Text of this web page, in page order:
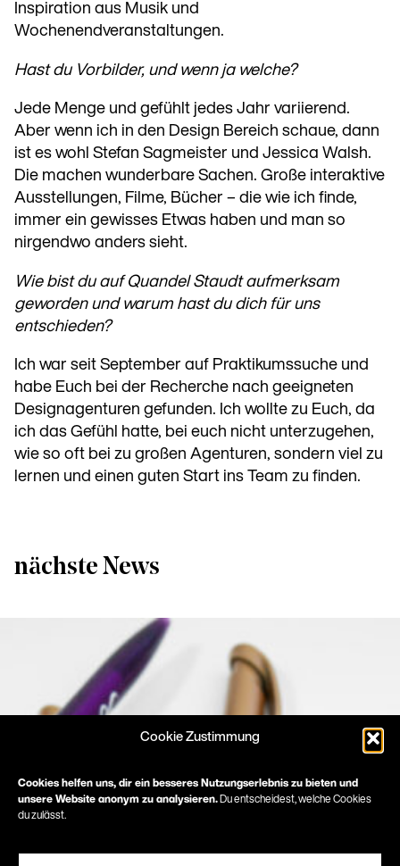
Cookie Zustimmung
Cookies helfen uns, dir ein besseres Nutzungserlebnis zu bieten und
unsere Website anonym zu analysieren. Du entscheidest, welche Cookies
du zulässt.
Inspiration aus Musik und
Wochenendveranstaltungen.
Hast du Vorbilder, und wenn ja welche?
Jede Menge und gefühlt jedes Jahr variierend.
Aber wenn ich in den Design Bereich schaue, dann
ist es wohl Stefan Sagmeister und Jessica Walsh.
Die machen wunderbare Sachen. Große interaktive
Ausstellungen, Filme, Bücher – die wie ich finde,
immer ein gewisses Etwas haben und man so
nirgendwo anders sieht.
Wie bist du auf Quandel Staudt aufmerksam
geworden und warum hast du dich für uns
entschieden?
Ich war seit September auf Praktikumssuche und
habe Euch bei der Recherche nach geeigneten
Designagenturen gefunden. Ich wollte zu Euch, da
ich das Gefühl hatte, bei euch nicht unterzugehen,
wie so oft bei zu großen Agenturen, sondern viel zu
lernen und einen guten Start ins Team zu finden.
nächste News